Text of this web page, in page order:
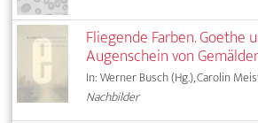
Fliegende Farben. Goethe
Augenschein von
In: Werner Busch (Hg.), Carolin
Nachbilder